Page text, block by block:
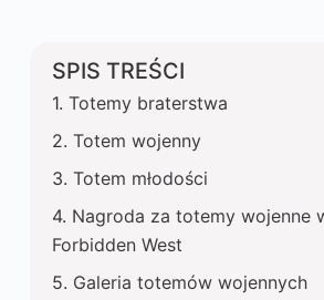
SPIS TREŚCI
Totemy braterstwa
Totem wojenny
Totem młodości
Nagroda za totemy wojenne
Forbidden West
Galeria totemów wojennych